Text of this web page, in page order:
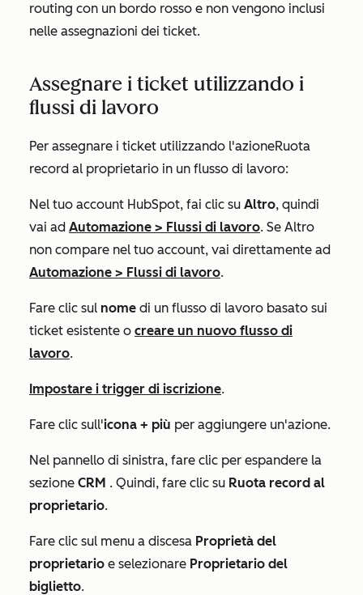
routing con un bordo rosso e non vengono inclusi
nelle assegnazioni dei ticket.
Assegnare i ticket utilizzando i
flussi di lavoro
Per assegnare i ticket utilizzando l'azioneRuota
record al proprietario in un flusso di lavoro:
Nel tuo account HubSpot, fai clic su Altro, quindi
vai ad Automazione > Flussi di lavoro. Se Altro
non compare nel tuo account, vai direttamente ad
Automazione > Flussi di lavoro.
Fare clic sul nome di un flusso di lavoro basato sui
ticket esistente o creare un nuovo flusso di
lavoro.
Impostare i trigger di iscrizione.
Fare clic sull'icona + più per aggiungere un'azione.
Nel pannello di sinistra, fare clic per espandere la
sezione CRM . Quindi, fare clic su Ruota record al
proprietario.
Fare clic sul menu a discesa Proprietà del
proprietario e selezionare Proprietario del
biglietto.